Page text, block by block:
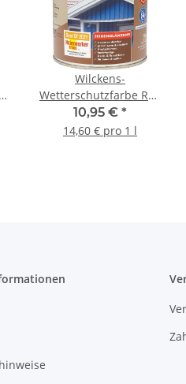
Wilckens-
Wetterschutzfarbe RAL
6005 Moosgrün 0,75 l
10,95 € *
14,60 € pro 1 l